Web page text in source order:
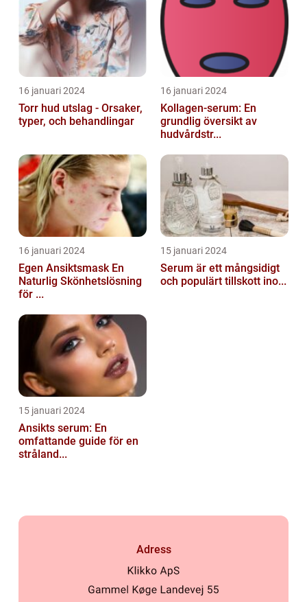
16 januari 2024
Torr hud utslag - Orsaker,
typer, och behandlingar
16 januari 2024
Kollagen-serum: En
grundlig översikt av
hudvårdstr...
16 januari 2024
Egen Ansiktsmask En
Naturlig Skönhetslösning
för ...
15 januari 2024
Serum är ett mångsidigt
och populärt tillskott ino...
15 januari 2024
Ansikts serum: En
omfattande guide för en
stråland...
Adress